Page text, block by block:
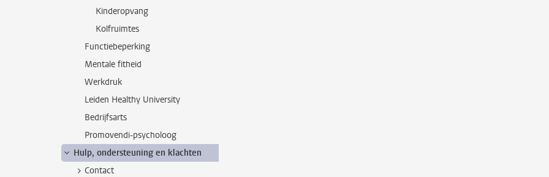
Kinderopvang
Kolfruimtes
Functiebeperking
Mentale fitheid
Werkdruk
Leiden Healthy University
Bedrijfsarts
Promovendi-psycholoog
Hulp, ondersteuning en klachten
Contact